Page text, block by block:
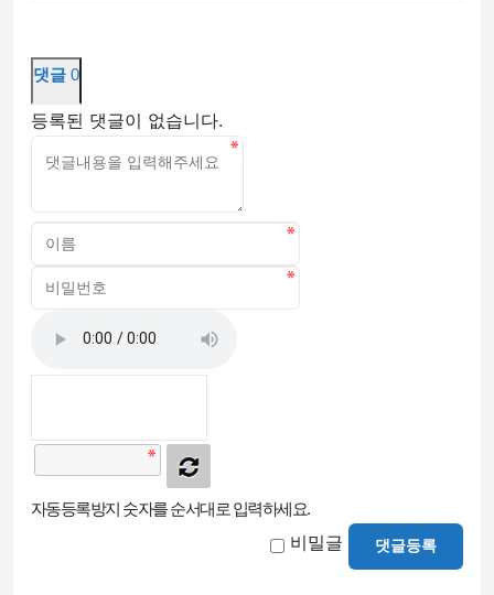
댓글 0
등록된 댓글이 없습니다.
자동등록방지 숫자를 순서대로 입력하세요.
비밀글 댓글등록